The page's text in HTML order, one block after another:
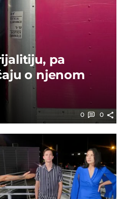
pa
o njenom
0 0